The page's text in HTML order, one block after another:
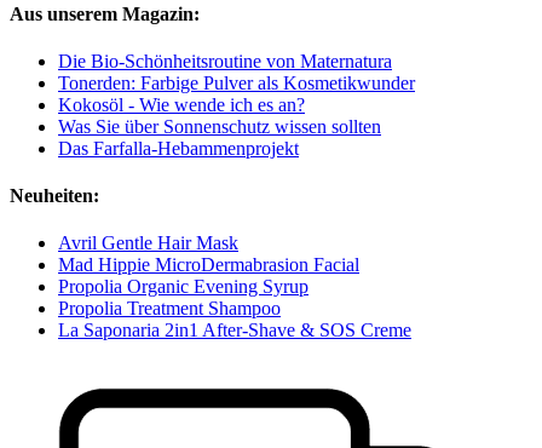
Aus unserem Magazin:
Die Bio-Schönheitsroutine von Maternatura
Tonerden: Farbige Pulver als Kosmetikwunder
Kokosöl - Wie wende ich es an?
Was Sie über Sonnenschutz wissen sollten
Das Farfalla-Hebammenprojekt
Neuheiten:
Avril Gentle Hair Mask
Mad Hippie MicroDermabrasion Facial
Propolia Organic Evening Syrup
Propolia Treatment Shampoo
La Saponaria 2in1 After-Shave & SOS Creme